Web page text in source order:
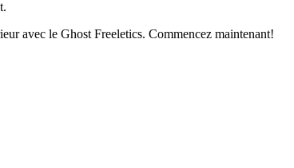
avec le Ghost Freeletics. Commencez maintenant!